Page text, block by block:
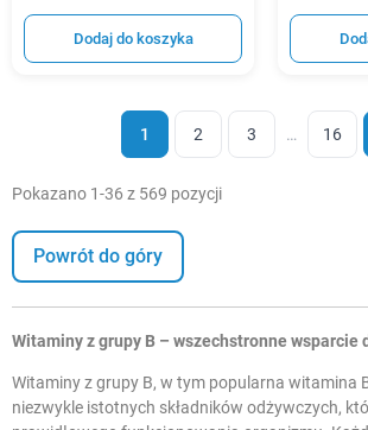
Dodaj do koszyka
1 2 3 … 16
Pokazano 1-36 z 569 pozycji
Powrót do góry
Witaminy z grupy B – wszechstronne wsparcie
Witaminy z grupy B, w tym popularna witamina
niezwykle istotnych składników odżywczych,